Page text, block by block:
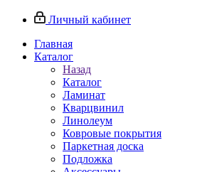
Личный кабинет
Главная
Каталог
Назад
Каталог
Ламинат
Кварцвинил
Линолеум
Ковровые покрытия
Паркетная доска
Подложка